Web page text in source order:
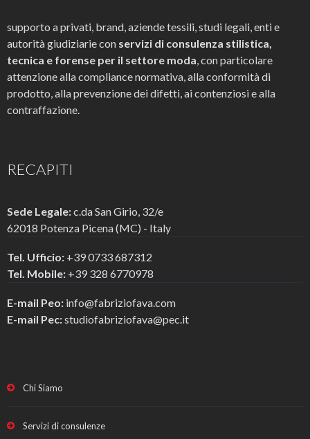
supporto a privati, brand, aziende tessili, studi legali, enti e
autorità giudiziarie con servizi di consulenza stilistica,
tecnica e forense per il settore moda , con particolare
attenzione alla compliance normativa, alla conformità di
prodotto, alla prevenzione dei difetti, ai contenziosi e alla
contraffazione.
RECAPITI
Sede Legale:c.da San Girio, 32/e
62018 Potenza Picena (MC) - Italy
Tel. Ufficio: +39 0733 687312
Tel. Mobile: +39 328 6770978
E-mail Peo: info@fabriziofava.com
E-mail Pec:studiofabriziofava@pec.it
Chi Siamo
Servizi di consulenze